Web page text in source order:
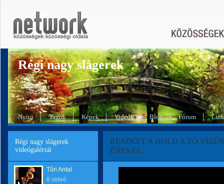
Régi nagy slágerek
Nyitó Tagok Képek Videók Blog Fórum
Régi nagy slágerek
videógalériái
Tűri Antal
8 videó
RESZKET A HOLD A TÓ
ÉNEKEL.